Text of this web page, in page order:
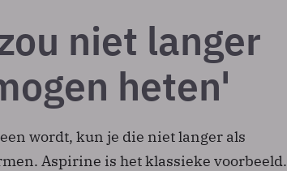
niet langer
heten'
wordt, kun je die niet langer als
Aspirine is het klassieke voorbeeld.